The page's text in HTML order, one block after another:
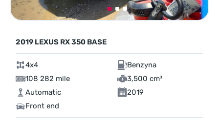
2019 LEXUS RX 350 BASE
4x4
Benzyna
108 282 mile
3,500 cm³
Automatic
2019
Front end